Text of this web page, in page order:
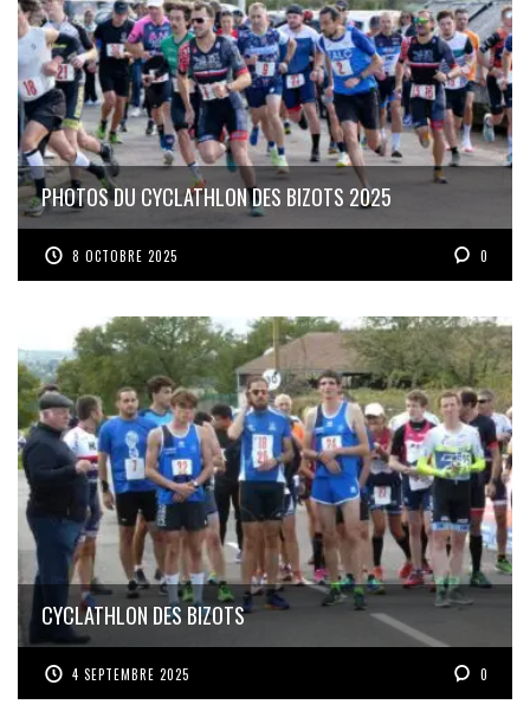
PHOTOS DU CYCLATHLON DES BIZOTS 2025
8 OCTOBRE 2025 0
CYCLATHLON DES BIZOTS
4 SEPTEMBRE 2025 0